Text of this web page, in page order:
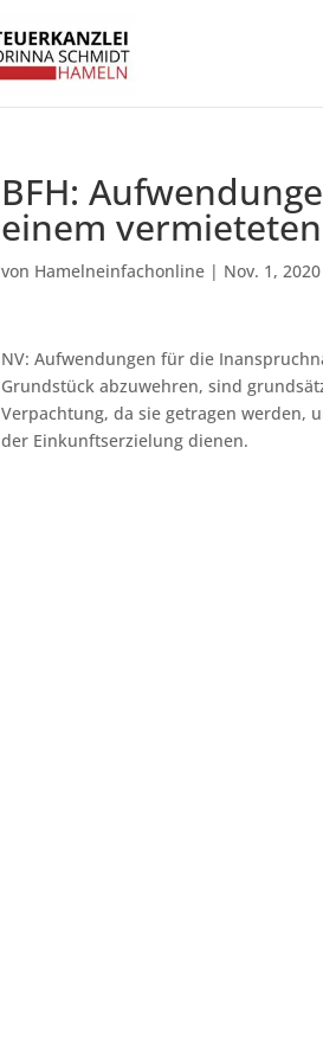
BFH:
einem
von Hamelneinfachonline | Nov. 1, 2020
NV: Aufwendungen für die
Grundstück abzuwehren, sind
Verpachtung, da sie getragen werden,
der Einkunftserzielung dienen.